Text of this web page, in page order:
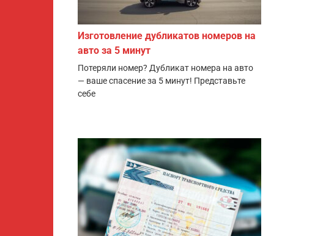
Изготовление дубликатов номеров на
авто за 5 минут
Потеряли номер? Дубликат номера на авто
— ваше спасение за 5 минут! Представьте
себе